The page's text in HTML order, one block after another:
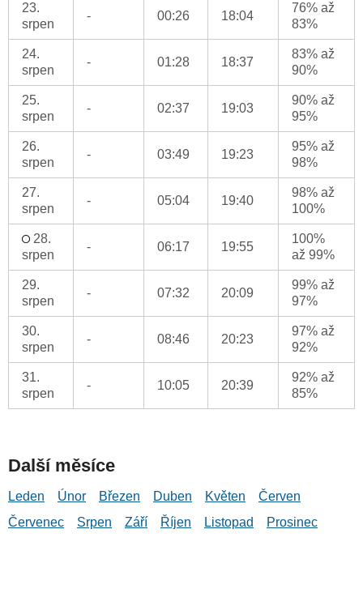
23.
srpen
- 00:26 18:04
76% až
83%
24.
srpen
- 01:28 18:37
83% až
90%
25.
srpen
- 02:37 19:03
90% až
95%
26.
srpen
- 03:49 19:23
95% až
98%
27.
srpen
- 05:04 19:40
98% až
100%
28.
srpen
- 06:17 19:55
100%
až 99%
29.
srpen
- 07:32 20:09
99% až
97%
30.
srpen
- 08:46 20:23
97% až
92%
31.
srpen
- 10:05 20:39
92% až
85%
Další měsíce
Leden Únor Březen Duben Květen
Červen
Červenec
Srpen Září Říjen Listopad Prosinec